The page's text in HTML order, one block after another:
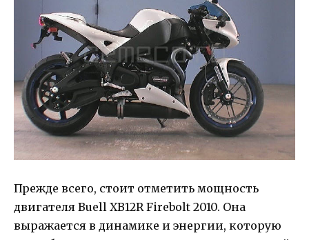
Прежде всего, стоит отметить мощность
двигателя Buell XB12R Firebolt 2010. Она
выражается в динамике и энергии, которую